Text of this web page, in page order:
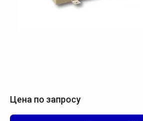
Цена по запросу